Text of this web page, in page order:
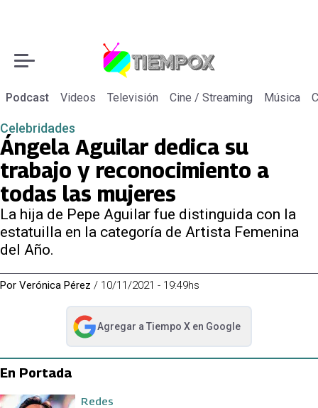
Podcast Videos Televisión Cine / Streaming Música
Celebridades
Ángela Aguilar dedica su
trabajo y reconocimiento a
todas las mujeres
La hija de Pepe Aguilar fue distinguida con la
estatuilla en la categoría de Artista Femenina
del Año.
Por Verónica Pérez / 10/11/2021 - 19:49hs
Agregar a Tiempo Xen Google
abre en nueva pestaña
En Portada
Redes